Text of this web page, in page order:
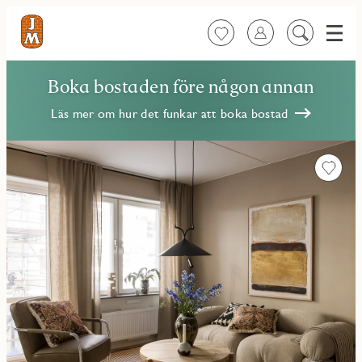
FavoriterLogga in
Sök
Meny
Boka bostaden före någon annan
Läs mer om hur det funkar att boka bostad